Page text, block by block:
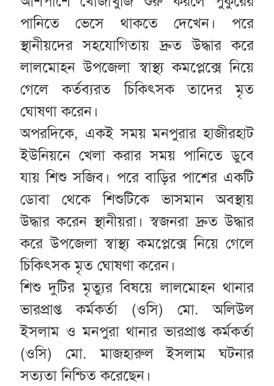
পানিতে ভেসে থাকতে দেখেন। পরে
স্থানীয়দের সহযোগিতায় দ্রুত উদ্ধার করে
লালমোহন উপজেলা স্বাস্থ্য কমপ্লেক্সে নিয়ে
গেলে কর্তব্যরত চিকিৎসক তাদের মৃত
ঘোষণা করেন।
অপরদিকে, একই সময় মনপুরার হাজীরহাট
ইউনিয়নে খেলা করার সময় পানিতে ডুবে
যায় শিশু সজিব। পরে বাড়ির পাশের একটি
ডোবা থেকে শিশুটিকে ভাসমান অবস্থায়
উদ্ধার করেন স্থানীয়রা। স্বজনরা দ্রুত উদ্ধার
করে উপজেলা স্বাস্থ্য কমপ্লেক্সে নিয়ে গেলে
চিকিৎসক মৃত ঘোষণা করেন।
শিশু দুটির মৃত্যুর বিষয়ে লালমোহন থানার
ভারপ্রাপ্ত কর্মকর্তা (ওসি) মো. অলিউল
ইসলাম ও মনপুরা থানার ভারপ্রাপ্ত কর্মকর্তা
(ওসি) মো. মাজহারুল ইসলাম ঘটনার
সত্যতা নিশ্চিত করেছেন।